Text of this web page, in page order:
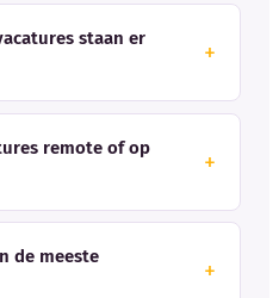
staan er
remote of op
de meeste